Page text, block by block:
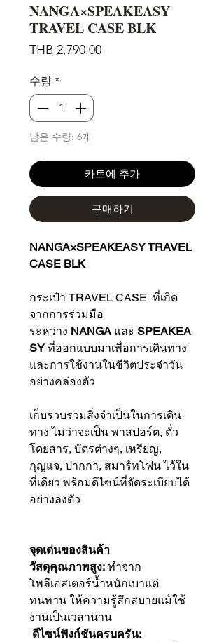
NANGA×SPEAKEASY
TRAVEL CASE BLK
THB 2,790.00가
수량 *
남은 수량: 6개
카트에 추가
구매하기
NANGA×SPEAKEASY TRAVEL
CASE BLK
กระเป๋า TRAVEL CASE ที่เกิด
จากการร่วมมือ
ระหว่าง NANGA และ SPEAKEA
SYที่ออกแบบมาเพื่อการเดินทาง
และการใช้งานในชีวิตประจำวัน
อย่างคล่องตัว
เก็บรวบรวมสิ่งจำเป็นในการเดิน
ทาง ไม่ว่าจะเป็น พาสปอร์ต, ตั๋ว
โดยสาร, บัตรต่างๆ, เหรียญ,
กุญแจ, ปากกา, สมาร์ทโฟน ไว้ใน
ที่เดียว พร้อมดีไซน์ที่จัดระเบียบได้
อย่างลงตัว
จุดเด่นของสินค้า
วัสดุคุณภาพสูง: ทำจาก
โพลีเอสเตอร์น้ำหนักเบาแต่
ทนทาน ให้ความรู้สึกสบายแม้ใช้
งานเป็นเวลานาน
ดีไซน์ฟังก์ชันครบครัน: